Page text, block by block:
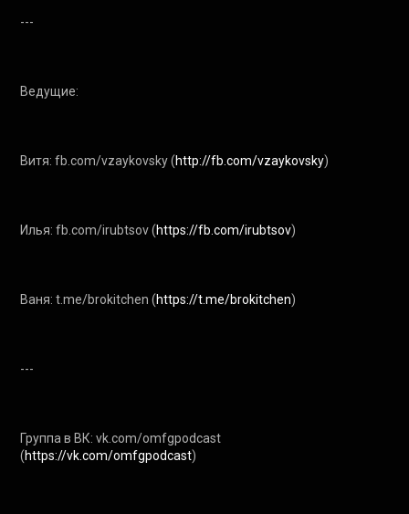
---
Ведущие:
Витя: fb.com/vzaykovsky (http://fb.com/vzaykovsky)
Илья: fb.com/irubtsov (https://fb.com/irubtsov)
Ваня: t.me/brokitchen (https://t.me/brokitchen)
---
Группа в ВК: vk.com/omfgpodcast
(https://vk.com/omfgpodcast)